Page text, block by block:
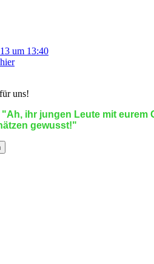
um 13:40
uns!
ihr jungen Leute mit eurem
gewusst!"